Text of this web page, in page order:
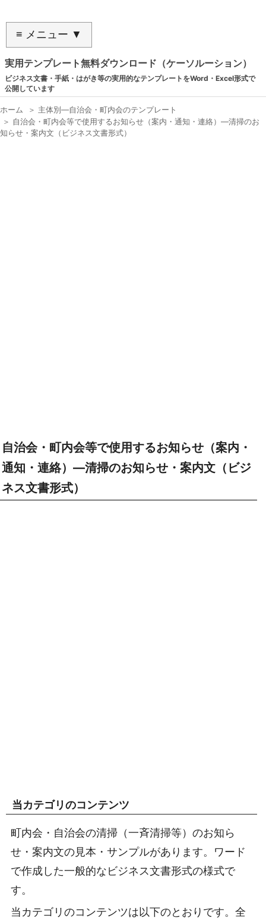
≡ メニュー ▼
実用テンプレート無料ダウンロード（ケーソルーション）
ビジネス文書・手紙・はがき等の実用的なテンプレートをWord・Excel形式で
公開しています
ホーム ＞ 主体別―自治会・町内会のテンプレート
＞ 自治会・町内会等で使用するお知らせ（案内・通知・連絡）―清掃のお
知らせ・案内文（ビジネス文書形式）
自治会・町内会等で使用するお知らせ（案内・
通知・連絡）―清掃のお知らせ・案内文（ビジ
ネス文書形式）
当カテゴリのコンテンツ
町内会・自治会の清掃（一斉清掃等）のお知ら
せ・案内文の見本・サンプルがあります。ワード
で作成した一般的なビジネス文書形式の様式で
す。
当カテゴリのコンテンツは以下のとおりです。全